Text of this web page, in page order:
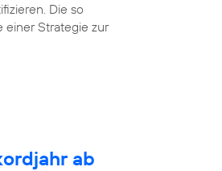
Die so
einer Strategie zur
ab